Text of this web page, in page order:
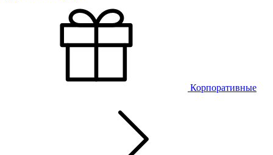
Корпоративные